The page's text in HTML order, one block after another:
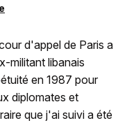
d'appel de Paris a
militant libanais
en 1987 pour
diplomates et
que j'ai suivi a été